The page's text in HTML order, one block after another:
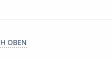
OBEN